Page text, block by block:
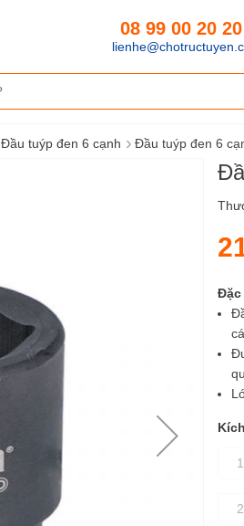
08 99 00 20 20
Đầu tuýp đen 6 cạnh › Đầu tuýp đen 6
Đặc